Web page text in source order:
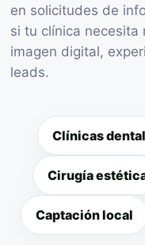
en solicitudes de
si tu clínica necesita
imagen digital,
leads.
Clínicas
Cirugía
Captación local